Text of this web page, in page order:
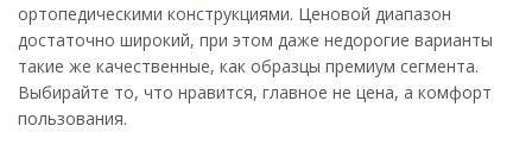
ортопедическими конструкциями. Ценовой диапазон
достаточно широкий, при этом даже недорогие варианты
такие же качественные, как образцы премиум сегмента.
Выбирайте то, что нравится, главное не цена, а комфорт
пользования.